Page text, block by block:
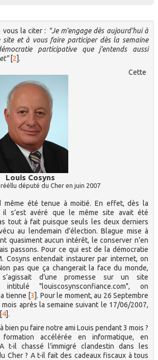
vous la citer : "Je m’engage dès aujourd’hui à
site et à vous faire participer dès la semaine
participative que j’entends aussi
[2].
Louis Cosyns
député du Cher en juin 2007
Cette
même été tenue à moitié. En effet, dès la
il s’est avéré que le même site avait été
tout à fait puisque seuls les deux derniers
au lendemain d’élection. Blague mise à
quasiment aucun intérêt, le conserver n’en
passons. Pour ce qui est de la démocratie
Cosyns entendait instaurer par internet, on
pas que ça changerait la face du monde,
d’une promesse sur un site
intitulé "louiscosynsconfiance.com", on
tienne [3]. Pour le moment, au 26 Septembre
après la semaine suivant le 17/06/2007,
[4].
bien pu faire notre ami Louis pendant 3 mois ?
accélérée en informatique, en
t-il chassé l’immigré clandestin dans les
Cher ? A t-il fait des cadeaux fiscaux à tous